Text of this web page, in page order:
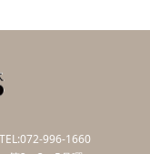
996-1660